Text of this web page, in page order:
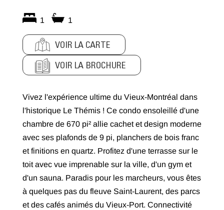
1 1
VOIR LA CARTE
VOIR LA BROCHURE
Vivez l'expérience ultime du Vieux-Montréal dans
l'historique Le Thémis ! Ce condo ensoleillé d'une
chambre de 670 pi² allie cachet et design moderne
avec ses plafonds de 9 pi, planchers de bois franc
et finitions en quartz. Profitez d'une terrasse sur le
toit avec vue imprenable sur la ville, d'un gym et
d'un sauna. Paradis pour les marcheurs, vous êtes
à quelques pas du fleuve Saint-Laurent, des parcs
et des cafés animés du Vieux-Port. Connectivité